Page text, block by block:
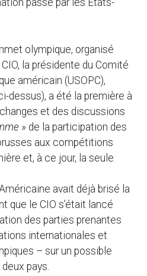
passe par les Etats-
olympique, organisé
la présidente du Comité
américain (USOPC),
dessus), a été la première à
et des discussions
» de la participation des
aux compétitions
et, à ce jour, la seule.
avait déjà brisé la
que le CIO s’était lancé
des parties prenantes
internationales et
– sur un possible
pays.